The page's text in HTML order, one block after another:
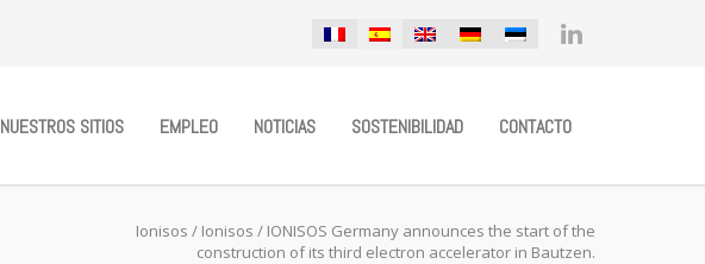
NUESTROS SITIOS EMPLEO NOTICIAS SOSTENIBILIDAD CONTACTO
Ionisos / Ionisos / IONISOS Germany announces the start of the
construction of its third electron accelerator in Bautzen.